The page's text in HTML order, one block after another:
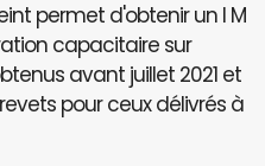
permet d'obtenir un I M
capacitaire sur
avant juillet 2021 et
pour ceux délivrés à